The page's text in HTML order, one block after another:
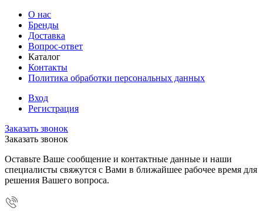
О нас
Бренды
Доставка
Вопрос-ответ
Каталог
Контакты
Политика обработки персональных данных
Вход
Регистрация
Заказать звонок
Заказать звонок
Оставьте Ваше сообщение и контактные данные и наши
специалисты свяжутся с Вами в ближайшее рабочее время для
решения Вашего вопроса.